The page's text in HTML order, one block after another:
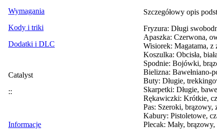
Wymagania
Kody i triki
Dodatki i DLC
Catalyst
::
Informacje
Szczegółowy opis
Fryzura: Długi
Apaszka: Czerwona,
Wisiorek: Magatama, z
Koszulka: Obcisła,
Spodnie: Bojówki,
Bielizna: Bawełniano-
Buty: Długie,
Skarpetki: Długie,
Rękawiczki: Krótkie,
Pas: Szeroki, brązowy,
Kabury: Pistoletowe,
Plecak: Mały,